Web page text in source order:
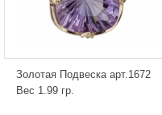
Золотая Подвеска арт.1672
Вес 1.99 гр.